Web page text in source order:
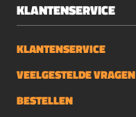
KLANTENSERVICE
KLANTENSERVICE
VEELGESTELDE VRAGEN
BESTELLEN